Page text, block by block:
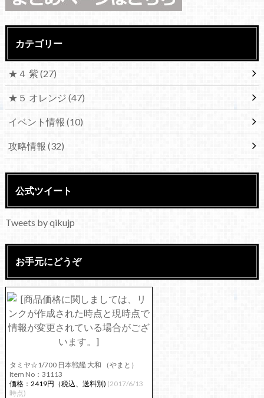
カテゴリー
★４ 紫(27)
★５ オレンジ (47)
イベント情報 (10)
攻略情報 (32)
公式ツイート
Tweets by qikujp
お手元にどうぞ
タミヤ☆1/700 日本戦艦 大和 （やまと）
Item No：31113
価格：2419円（税込、送料別) (2017/6/13
時点)